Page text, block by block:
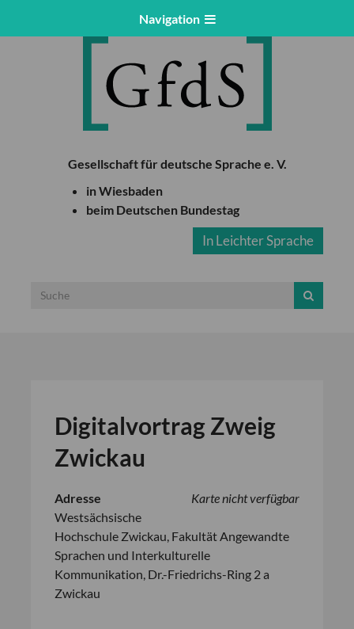
Navigation
Gesellschaft für deutsche Sprache e. V.
in Wiesbaden
beim Deutschen Bundestag
In Leichter Sprache
Digitalvortrag Zweig
Zwickau
Karte nicht verfügbar
Adresse
Westsächsische
Hochschule Zwickau, Fakultät Angewandte
Sprachen und Interkulturelle
Kommunikation, Dr.-Friedrichs-Ring 2 a
Zwickau